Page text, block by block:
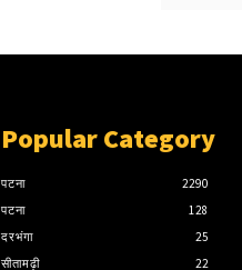
Popular Category
पटना
2290
पटना
128
दरभंगा
25
सीतामढ़ी
22